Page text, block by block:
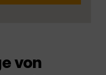
von